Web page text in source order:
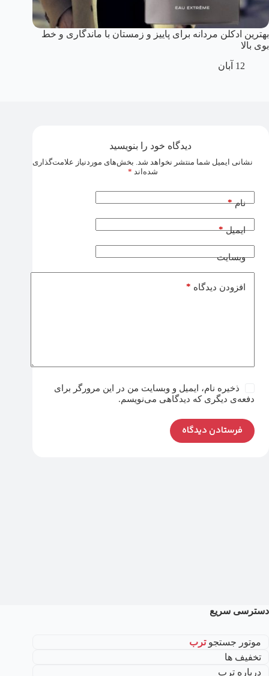
بهترین ادکلن مردانه برای پاییز و زمستان با ماندگاری و خط
بوی بالا
12 آبان
دیدگاه خود را بنویسید
نشانی ایمیل شما منتشر نخواهد شد. بخش‌های موردنیاز علامت‌گذاری
شده‌اند *
نام*
ایمیل*
وبسایت
افزودن دیدگاه *
ذخیره نام، ایمیل و وبسایت من در این مرورگر برای
دفعه‌ی دیگری که دیدگاهی می‌نویسم.
فرستادن دیدگاه
دسترسی سریع
موتور جستجوترب
تخفیف ها
درباره ترب